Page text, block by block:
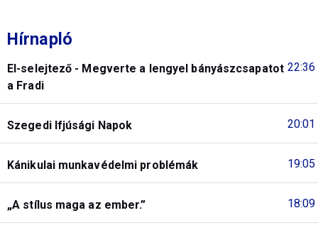
Hírnapló
22:36
El-selejtező - Megverte a lengyel bányászcsapatot
a Fradi
20:01
Szegedi Ifjúsági Napok
19:05
Kánikulai munkavédelmi problémák
18:09
„A stílus maga az ember.”